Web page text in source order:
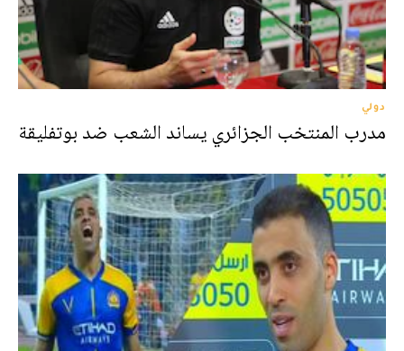
دولي
مدرب المنتخب الجزائري يساند الشعب ضد بوتفليقة